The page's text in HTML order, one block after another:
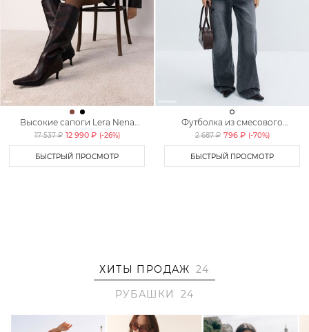
Высокие сапоги Lera Nena
Unreal
17 537 ₽ 12 990 ₽ (-26%)
БЫСТРЫЙ ПРОСМОТР
Футболка из смесового
хлопка TOPTOP
2 687 ₽ 796 ₽ (-70%)
БЫСТРЫЙ ПРОСМОТР
ХИТЫ ПРОДАЖ 24
РУБАШКИ
24